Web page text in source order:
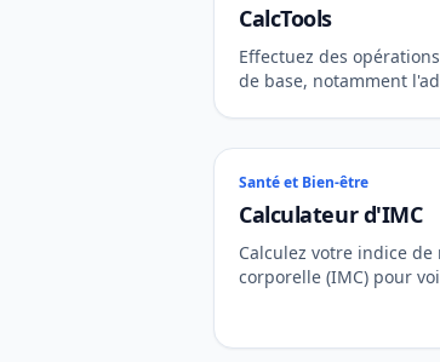
CalcTools
Effectuez des
de base, notamment
pour les calculs
Santé et Bien-être
Calculateur d'IMC
Calculez votre indice de
corporelle (IMC) pour